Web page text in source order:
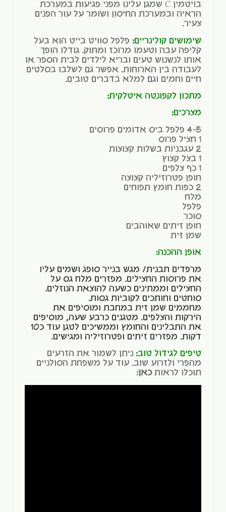
בויטמין C שמגן עלינו מפני פגיעות במערכת
הראיה ובמערכת החיסון ושומר על עור הפנים
צעיר.
שימושים קולינריים: פלפל סוויט בייט הוא בעל
קליפה עבה וטעמו מרוכז ומתוק. גודלו הופך
אותו לנשנוש טעים ובריא לילדים לבית הספר או
לעבודה בין הארוחות. אפשר גם לשלבו בסלטים
חיים וחמים וגם למלא בדברים טובים.
מתכון לקפונטה איטלקית:
מצרכים:
4-5 פלפל ביס אדומים פרוסים
1 חציל פרוס
2 עגבניות בשלות קצוצות
1 בצל קצוץ
1 כף צלפים
חופן פטרוזיליה קצוצה
2 כפות חומץ תפוחים
מלח
פלפל
סוכר
חופן זיתים שאוהבים
שמן זית
אופן ההכנה:
מרפדים תבנית/ מגש בנייר סופג ושמים עליו
את פרוסות החצילים. מפזרים מלח גס על
החצילים וממתינים כשעה להוצאת הנוזלים.
סוחטים וחותכים לקוביות גסות.
מחממים שמן זית במחבת ומוסיפים את
הירקות והצלפים. מטגנים כרבע שעה, מוסיפים
את התבלינים והחומץ וממשיכים לטגן עוד כ10
דקות. מפזרים זיתים ופטרוזיליה ומגישים.
טיפים לגידול טוב: ניתן לשמור את הזרעים
מהפרי ולזרוע שוב. עוד על משפחת הסולניים
תוכלו לראותכאן: